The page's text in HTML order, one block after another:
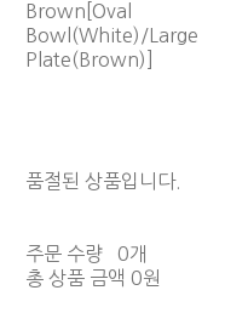
Brown[Oval
Bowl(White)/Large
Plate(Brown)]
품절된 상품입니다.
주문 수량
0개
총 상품 금액 0원